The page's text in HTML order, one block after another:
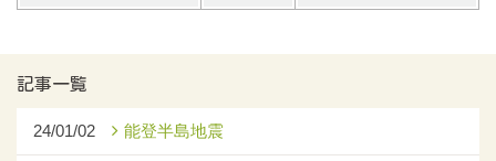
記事一覧
24/01/02 能登半島地震